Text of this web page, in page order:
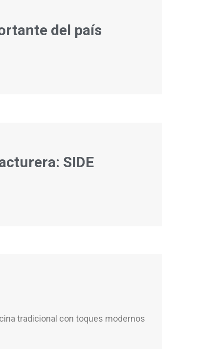
del país
SIDE
tradicional con toques modernos